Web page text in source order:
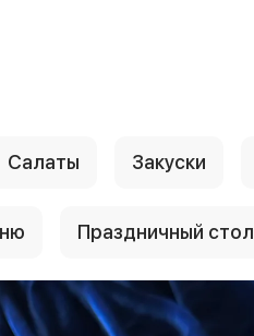
Салаты Закуски
Праздничный стол